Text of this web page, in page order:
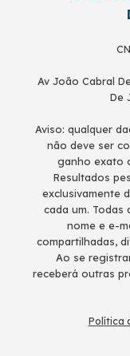
Av João Cabral
De
Aviso: qualquer
não deve ser
ganho exato
Resultados
exclusivamente
cada um. Todas
nome e e-
compartilhadas,
Ao se
receberá outras
Política